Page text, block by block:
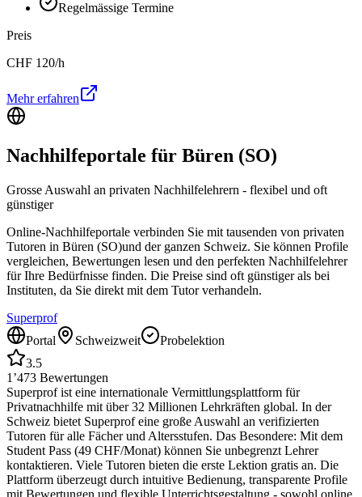
Regelmässige Termine
Preis
CHF 120/h
Mehr erfahren
Nachhilfeportale für Büren (SO)
Grosse Auswahl an privaten Nachhilfelehrern - flexibel und oft
günstiger
Online-Nachhilfeportale verbinden Sie mit tausenden von privaten
Tutoren in Büren (SO)und der ganzen Schweiz. Sie können Profile
vergleichen, Bewertungen lesen und den perfekten Nachhilfelehrer
für Ihre Bedürfnisse finden. Die Preise sind oft günstiger als bei
Instituten, da Sie direkt mit dem Tutor verhandeln.
Superprof
Portal
Schweizweit
Probelektion
3.5
1’473 Bewertungen
Superprof ist eine internationale Vermittlungsplattform für
Privatnachhilfe mit über 32 Millionen Lehrkräften global. In der
Schweiz bietet Superprof eine große Auswahl an verifizierten
Tutoren für alle Fächer und Altersstufen. Das Besondere: Mit dem
Student Pass (49 CHF/Monat) können Sie unbegrenzt Lehrer
kontaktieren. Viele Tutoren bieten die erste Lektion gratis an. Die
Plattform überzeugt durch intuitive Bedienung, transparente Profile
mit Bewertungen und flexible Unterrichtsgestaltung - sowohl online